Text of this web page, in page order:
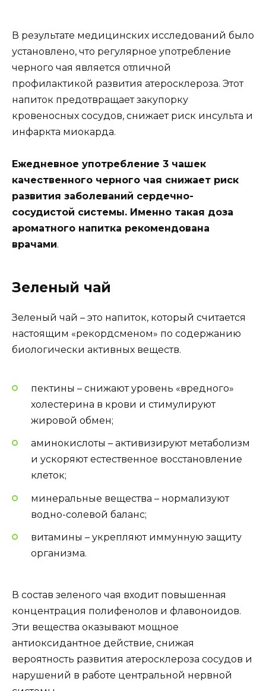
В результате медицинских исследований было
установлено, что регулярное употребление
черного чая является отличной
профилактикой развития атеросклероза. Этот
напиток предотвращает закупорку
кровеносных сосудов, снижает риск инсульта и
инфаркта миокарда.
Ежедневное употребление 3 чашек
качественного черного чая снижает риск
развития заболеваний сердечно-
сосудистой системы. Именно такая доза
ароматного напитка рекомендована
врачами.
Зеленый чай
Зеленый чай – это напиток, который считается
настоящим «рекордсменом» по содержанию
биологически активных веществ.
пектины – снижают уровень «вредного»
холестерина в крови и стимулируют
жировой обмен;
аминокислоты – активизируют метаболизм
и ускоряют естественное восстановление
клеток;
минеральные вещества – нормализуют
водно-солевой баланс;
витамины – укрепляют иммунную защиту
организма.
В состав зеленого чая входит повышенная
концентрация полифенолов и флавоноидов.
Эти вещества оказывают мощное
антиоксидантное действие, снижая
вероятность развития атеросклероза сосудов и
нарушений в работе центральной нервной